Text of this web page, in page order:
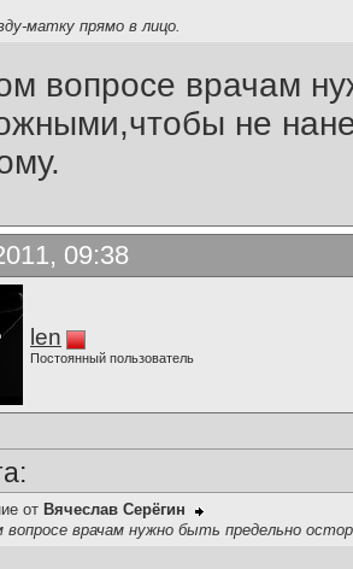
матку прямо в лицо.
вопросе врачам
не
09:38
len
Постоянный пользователь
от Вячеслав Серёгин
врачам нужно быть предельно